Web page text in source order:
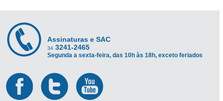
Assinaturas e SAC
34 3241-2465
Segunda a sexta-feira, das 10h às 18h, exceto feriados